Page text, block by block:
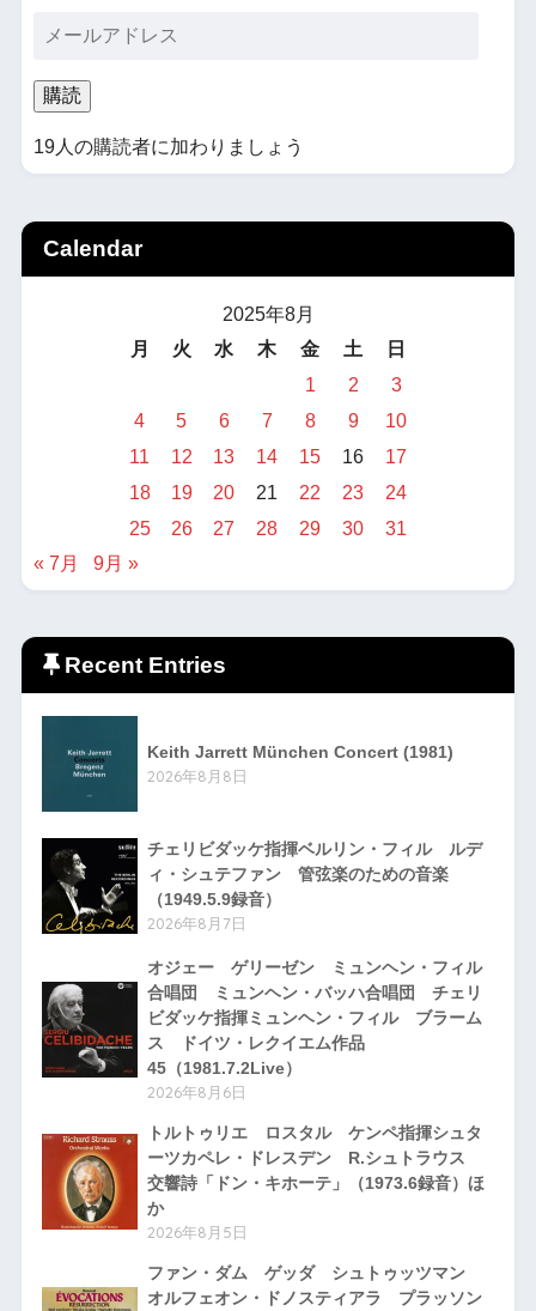
購読
19人の購読者に加わりましょう
Calendar
2025年8月
月
火 水 木 金 土
日
1
2
3
4
5 6 7 8 9
10
11
12 13 14 15 16
17
18
19 20 21 22 23
24
25
26 27 28 29 30
31
« 7月
9月 »
Recent Entries
Keith Jarrett München Concert (1981)
2026年8月8日
チェリビダッケ指揮ベルリン・フィル ルデ
ィ・シュテファン 管弦楽のための音楽
（1949.5.9録音）
2026年8月7日
オジェー ゲリーゼン ミュンヘン・フィル
合唱団 ミュンヘン・バッハ合唱団 チェリ
ビダッケ指揮ミュンヘン・フィル ブラーム
ス ドイツ・レクイエム作品
45（1981.7.2Live）
2026年8月6日
トルトゥリエ ロスタル ケンペ指揮シュタ
ーツカペレ・ドレスデン R.シュトラウス
交響詩「ドン・キホーテ」（1973.6録音）ほ
か
2026年8月5日
ファン・ダム ゲッダ シュトゥッツマン
オルフェオン・ドノスティアラ プラッソン